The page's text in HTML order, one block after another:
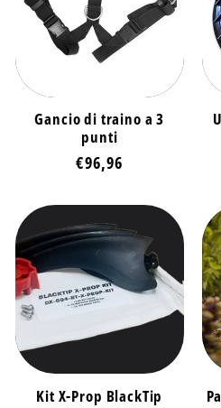
Gancio di traino a 3
punti
Prezzo
listino
€96,96
Kit X-Prop BlackTip